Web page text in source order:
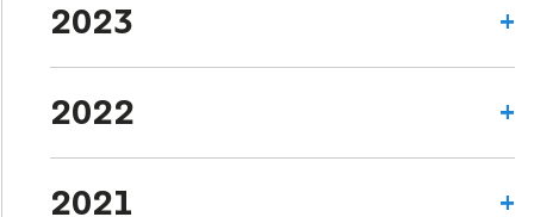
2023
2022
2021